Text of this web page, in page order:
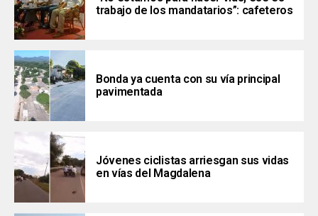
trabajo de los mandatarios”: cafeteros
Bonda ya cuenta con su vía principal
pavimentada
Jóvenes ciclistas arriesgan sus vidas
en vías del Magdalena